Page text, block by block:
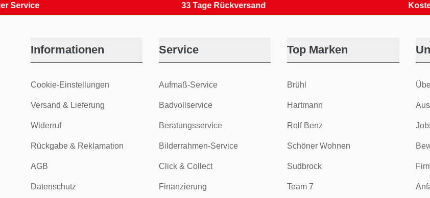
33 Tage Rückversand Kostenlose
Informationen
Cookie-Einstellungen
Versand & Lieferung
Widerruf
Rückgabe & Reklamation
AGB
Datenschutz
Service
Aufmaß-Service
Badvollservice
Beratungsservice
Bilderrahmen-Service
Click & Collect
Finanzierung
Top Marken
Brühl
Hartmann
Rolf Benz
Schöner Wohnen
Sudbrock
Team 7